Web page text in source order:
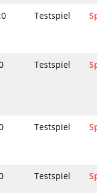
Testspiel
Testspiel
Testspiel
Testspiel